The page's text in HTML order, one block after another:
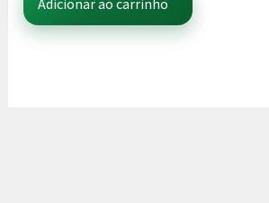
Adicionar ao carrinho